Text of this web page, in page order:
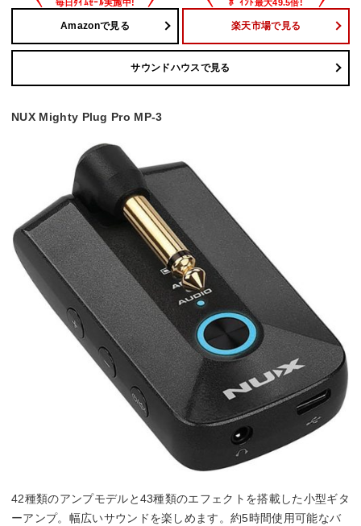
Amazonで見る 楽天市場で見る
サウンドハウスで見る
NUX Mighty Plug Pro MP-3
42種類のアンプモデルと43種類のエフェクトを搭載した小型ギタ
ーアンプ。幅広いサウンドを楽しめます。約5時間使用可能なバ